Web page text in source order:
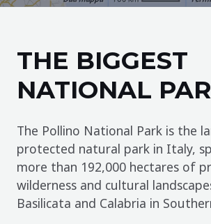
THE BIGGEST
NATIONAL
The Pollino National Park is the
protected natural park in Italy,
more than 192,000 hectares of
wilderness and cultural
Basilicata and Calabria in